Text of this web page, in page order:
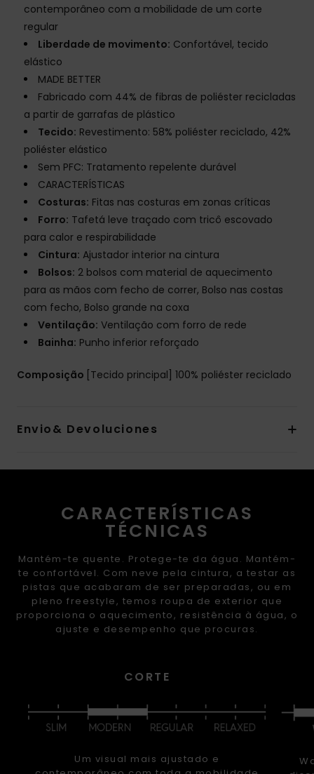
contemporâneo com a mobilidade de um corte
regular
Liberdade de movimento: Confortável, tecido
elástico
MADE BETTER
Fabricado com 44% de fibras de poliéster recicladas
a partir de garrafas de plástico
Tecido: Revestimento: 58% poliéster reciclado, 42%
poliéster elástico
Sem PFC: Tratamento repelente durável
CARACTERÍSTICAS
Costuras: Fitas nas costuras em zonas críticas
Forro: Tafetá leve traçado com tricô escovado
para calor e respirabilidade
Cintura: Ajustador interior na cintura
Bolsos: 2 bolsos com material de aquecimento
para as mãos com fecho de correr, Bolso nas costas
com fecho, Bolso grande na coxa
Ventilação: Ventilação com forro de rede
Bainha: Punho inferior reforçado
Composição [Tecido principal] 100% poliéster reciclado
Envio& Devoluciones
CARACTERÍSTICAS
TÉCNICAS
Mantém-te quente. Protege-te da água. Mantém-
te confortável. Com neve pela cintura, a testar as
pistas que acabaram de ser preparadas, ou em
pleno freestyle, temos roupa de exterior que
proporciona o aquecimento, resistência à água, o
ajuste e desempenho que procuras.
CORTE
Um visual mais ajustado e